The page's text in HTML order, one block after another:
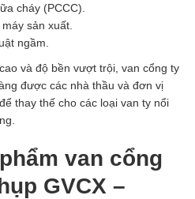
cháy (PCCC).
sản xuất.
ngầm.
và độ bền vượt trội, van cổng ty
được các nhà thầu và đơn vị
thay thế cho các loại van ty nổi
van cổng
GVCX –